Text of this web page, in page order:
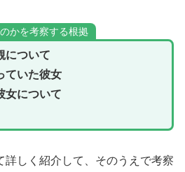
かを考察する根拠
について
ていた彼女
女について
詳しく紹介して、そのうえで考察